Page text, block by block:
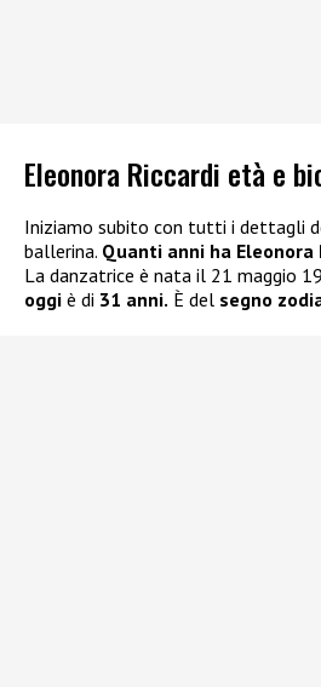
Eleonora Riccardi età e
Iniziamo subito con tutti i dettagli
ballerina. Quanti anni ha Eleonora
La danzatrice è nata il 21 maggio
oggi è di 31 anni. È del segno